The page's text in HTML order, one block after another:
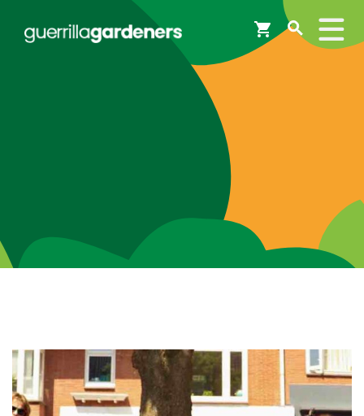
Webshop
Workshops
Tips & Inspiratie
Op de kaart
Brigades